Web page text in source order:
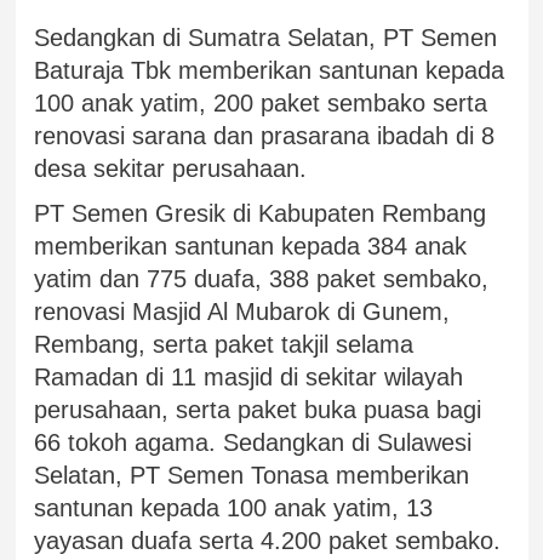
Sedangkan di Sumatra Selatan, PT Semen
Baturaja Tbk memberikan santunan kepada
100 anak yatim, 200 paket sembako serta
renovasi sarana dan prasarana ibadah di 8
desa sekitar perusahaan.
PT Semen Gresik di Kabupaten Rembang
memberikan santunan kepada 384 anak
yatim dan 775 duafa, 388 paket sembako,
renovasi Masjid Al Mubarok di Gunem,
Rembang, serta paket takjil selama
Ramadan di 11 masjid di sekitar wilayah
perusahaan, serta paket buka puasa bagi
66 tokoh agama. Sedangkan di Sulawesi
Selatan, PT Semen Tonasa memberikan
santunan kepada 100 anak yatim, 13
yayasan duafa serta 4.200 paket sembako.